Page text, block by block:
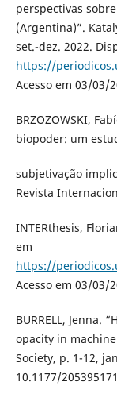
perspectivas
(Argentina)”.
set.-dez. 2022.
https://
Acesso em 03/03/
BRZOZOWSKI,
biopoder: um
subjetivação
Revista
INTERthesis,
em
https://
Acesso em 03/03/
BURRELL, Jenna.
opacity in
Society, p. 1-12,
10.1177/